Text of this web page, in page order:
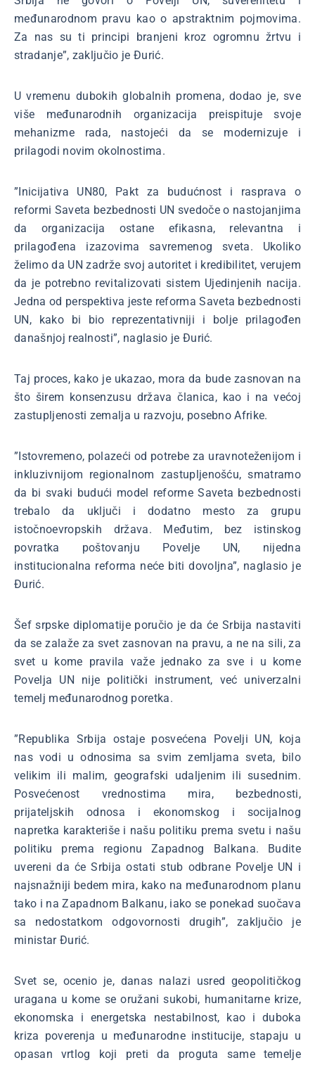
međunarodnom pravu kao o apstraktnim pojmovima.
Za nas su ti principi branjeni kroz ogromnu žrtvu i
stradanje”, zaključio je Đurić.
U vremenu dubokih globalnih promena, dodao je, sve
više međunarodnih organizacija preispituje svoje
mehanizme rada, nastojeći da se modernizuje i
prilagodi novim okolnostima.
”Inicijativa UN80, Pakt za budućnost i rasprava o
reformi Saveta bezbednosti UN svedoče o nastojanjima
da organizacija ostane efikasna, relevantna i
prilagođena izazovima savremenog sveta. Ukoliko
želimo da UN zadrže svoj autoritet i kredibilitet, verujem
da je potrebno revitalizovati sistem Ujedinjenih nacija.
Jedna od perspektiva jeste reforma Saveta bezbednosti
UN, kako bi bio reprezentativniji i bolje prilagođen
današnjoj realnosti”, naglasio je Đurić.
Taj proces, kako je ukazao, mora da bude zasnovan na
što širem konsenzusu država članica, kao i na većoj
zastupljenosti zemalja u razvoju, posebno Afrike.
”Istovremeno, polazeći od potrebe za uravnoteženijom i
inkluzivnijom regionalnom zastupljenošću, smatramo
da bi svaki budući model reforme Saveta bezbednosti
trebalo da uključi i dodatno mesto za grupu
istočnoevropskih država. Međutim, bez istinskog
povratka poštovanju Povelje UN, nijedna
institucionalna reforma neće biti dovoljna”, naglasio je
Đurić.
Šef srpske diplomatije poručio je da će Srbija nastaviti
da se zalaže za svet zasnovan na pravu, a ne na sili, za
svet u kome pravila važe jednako za sve i u kome
Povelja UN nije politički instrument, već univerzalni
temelj međunarodnog poretka.
”Republika Srbija ostaje posvećena Povelji UN, koja
nas vodi u odnosima sa svim zemljama sveta, bilo
velikim ili malim, geografski udaljenim ili susednim.
Posvećenost vrednostima mira, bezbednosti,
prijateljskih odnosa i ekonomskog i socijalnog
napretka karakteriše i našu politiku prema svetu i našu
politiku prema regionu Zapadnog Balkana. Budite
uvereni da će Srbija ostati stub odbrane Povelje UN i
najsnažniji bedem mira, kako na međunarodnom planu
tako i na Zapadnom Balkanu, iako se ponekad suočava
sa nedostatkom odgovornosti drugih”, zaključio je
ministar Đurić.
Svet se, ocenio je, danas nalazi usred geopolitičkog
uragana u kome se oružani sukobi, humanitarne krize,
ekonomska i energetska nestabilnost, kao i duboka
kriza poverenja u međunarodne institucije, stapaju u
opasan vrtlog koji preti da proguta same temelje